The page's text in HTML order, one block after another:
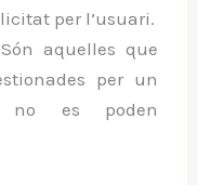
per l’usuari.
aquelles que
per un
no es poden